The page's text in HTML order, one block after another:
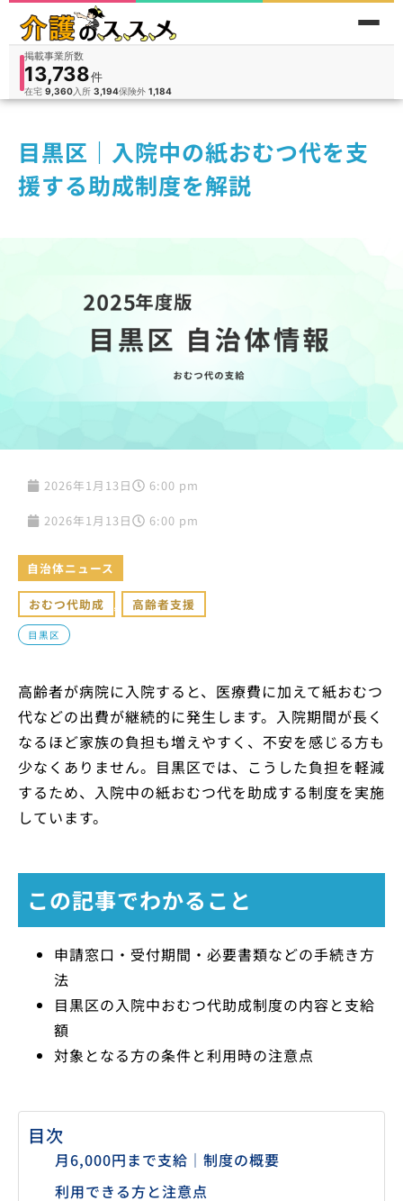
掲載事業所数
13,738件
在宅 9,360入所 3,194保険外 1,184
人
件
目黒区｜入院中の紙おむつ代を支
援する助成制度を解説
2026年1月13日 6:00 pm
2026年1月13日 6:00 pm
自治体ニュース
おむつ代助成 , 高齢者支援
目黒区
高齢者が病院に入院すると、医療費に加えて紙おむつ
代などの出費が継続的に発生します。入院期間が長く
なるほど家族の負担も増えやすく、不安を感じる方も
少なくありません。目黒区では、こうした負担を軽減
するため、入院中の紙おむつ代を助成する制度を実施
しています。
この記事でわかること
申請窓口・受付期間・必要書類などの手続き方
法
目黒区の入院中おむつ代助成制度の内容と支給
額
対象となる方の条件と利用時の注意点
目次
月6,000円まで支給｜制度の概要
利用できる方と注意点